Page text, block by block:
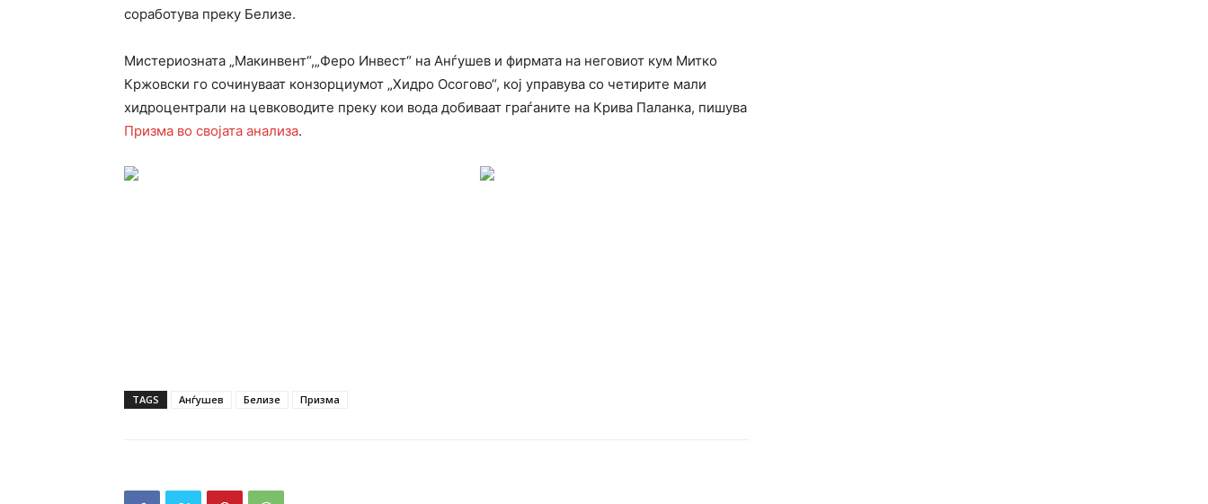
соработува преку Белизе.
Мистериозната „Макинвент“,„Феро Инвест“ на Анѓушев и фирмата на неговиот кум Митко
Кржовски го сочинуваат конзорциумот „Хидро Осогово“, кој управува со четирите мали
хидроцентрали на цевководите преку кои вода добиваат граѓаните на Крива Паланка, пишува
Призма во својата анализа.
TAGS Анѓушев Белизе Призма